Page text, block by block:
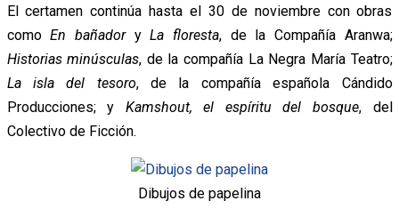
El certamen continúa hasta el 30 de noviembre con obras
comoEn bañadoryLa floresta, de la Compañía Aranwa;
Historias minúsculas, de la compañía La Negra María Teatro;
La isla del tesoro, de la compañía española Cándido
Producciones; y Kamshout, el espíritu del bosque, del
Colectivo de Ficción.
Dibujos de papelina